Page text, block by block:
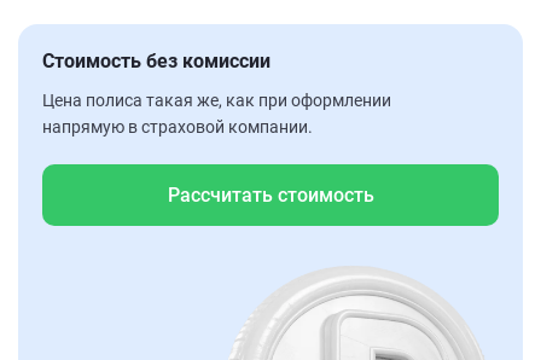
Стоимость без комиссии
Цена полиса такая же, как при оформлении
напрямую в страховой компании.
Рассчитать стоимость